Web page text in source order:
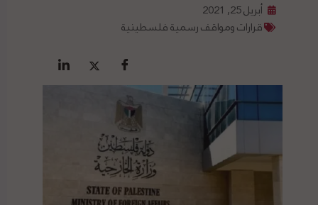
أبريل 25, 2021
قرارات ومواقف رسمية فلسطينية